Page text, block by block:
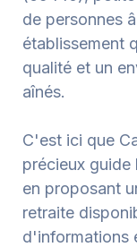
de personnes
établissement
qualité et un
aînés.
C'est ici que
précieux guide
en proposant
retraite
d'informations